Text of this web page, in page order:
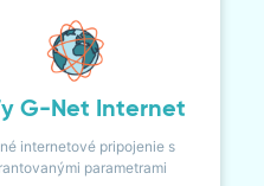
G-Net Internet
internetové pripojenie s
parametrami